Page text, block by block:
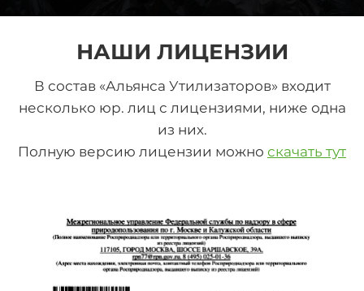
НАШИ ЛИЦЕНЗИИ
В состав «Альянса Утилизаторов» входит
несколько юр. лиц с лицензиями, ниже одна
из них.
Полную версию лицензии можно скачать тут